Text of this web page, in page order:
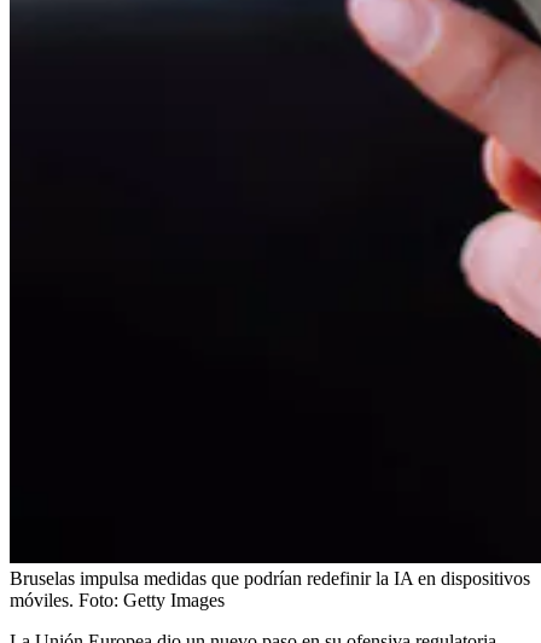
Bruselas impulsa medidas que podrían redefinir la IA en dispositivos
móviles. Foto: Getty Images